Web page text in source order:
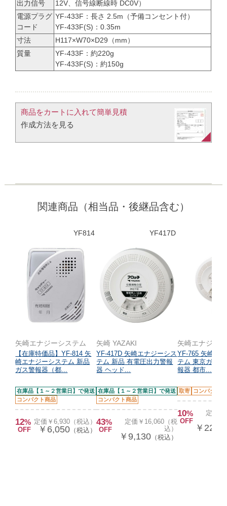
出力信号
12V、信号線断線時 DC0V）
電源プラグ
コード
YF-433F：長さ 2.5m（予備コンセント付）
YF-433F(S)：0.35m
寸法
H117×W70×D29（mm）
質量
YF-433F：約220g
YF-433F(S)：約150g
商品をカートに入れて簡単見積​
作成方法を見る​​
関連商品（相当品・後継品含む）
YF814
矢崎エナジーシステム
【在庫特価品】YF-814 矢
崎エナジーシステム 新品
ガス警報器（都...
在庫品【１～２営業日】で発送
コンパクト商品
12%
OFF
定価￥6,930（税込）
￥6,050 （税込）
YF417D
矢崎 YAZAKI
YF-417D 矢崎エナジーシス
テム 新品 有電圧出力警報
器 ヘッド...
在庫品【１～２営業日】で発送
コンパクト商品
43%
OFF
定価￥16,060（税
込）
￥9,130 （税込）
矢崎エナジー
YF-765 矢崎エ
テム 東京ガス
報器 都市...
取寄 コンパクト
10%
OFF
定価
￥